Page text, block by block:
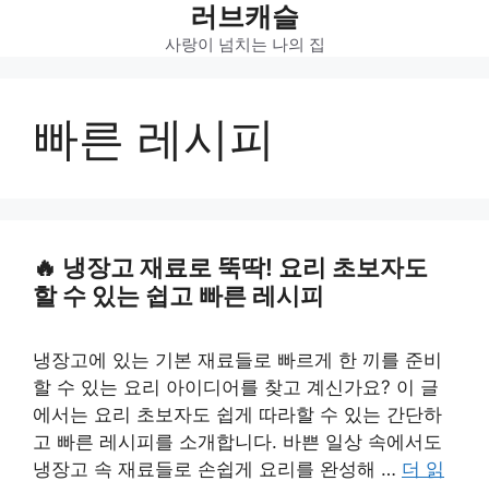
러브캐슬
사랑이 넘치는 나의 집
빠른 레시피
냉장고 재료로 뚝딱! 요리 초보자도
할 수 있는 쉽고 빠른 레시피
냉장고에 있는 기본 재료들로 빠르게 한 끼를 준비
할 수 있는 요리 아이디어를 찾고 계신가요? 이 글
에서는 요리 초보자도 쉽게 따라할 수 있는 간단하
고 빠른 레시피를 소개합니다. 바쁜 일상 속에서도
냉장고 속 재료들로 손쉽게 요리를 완성해 … 더 읽